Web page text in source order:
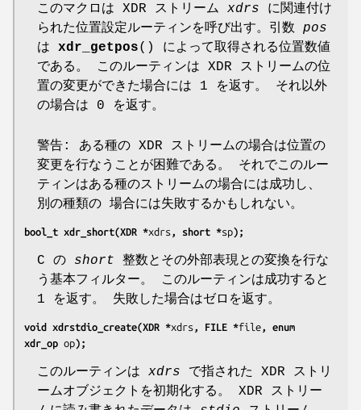
このマクロは XDR ストリーム xdrs に関連付け
られた位置設定ルーティンを呼び出す。引数 pos
は xdr_getpos() によって取得される位置数値
である。 このルーティンは XDR ストリームの位
置の変更ができた場合には 1 を返す。 それ以外
の場合は 0 を返す。
警告: ある種の XDR ストリームの場合は位置の
変更を行なうことが困難である。 それでこのルー
ティンはある種のストリームの場合には成功し、
別の種類の 場合には失敗するかもしれない。
bool_t xdr_short(XDR *xdrs , short *sp);
C の short 整数とその外部表現との変換を行な
う基本フィルター。 このルーティンは成功すると
1 を返す。 失敗した場合はゼロを返す。
void xdrstdio_create(XDR *xdrs , FILE *file , enum
xdr_op op);
このルーティンは xdrs で指された XDR ストリ
ームオブジェクトを初期化する。 XDR ストリー